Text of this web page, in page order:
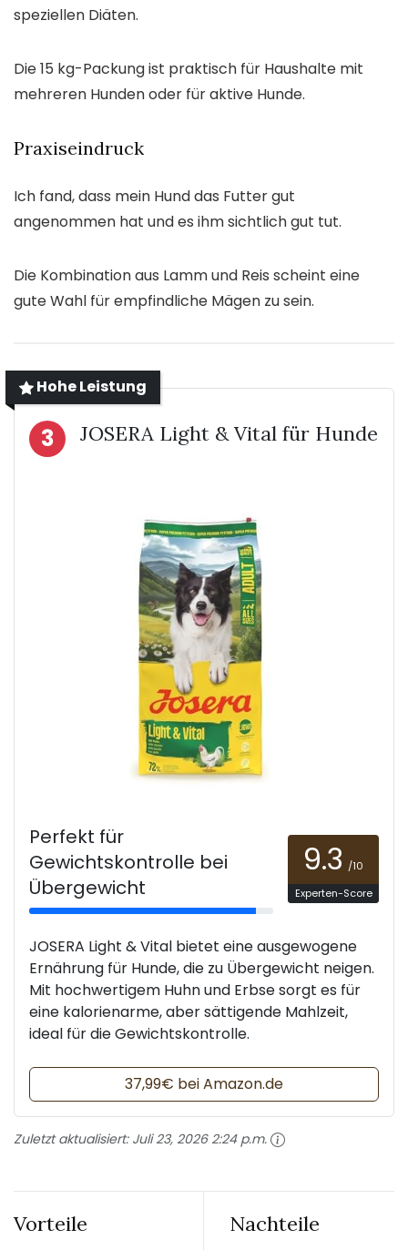
speziellen Diäten.
Die 15 kg-Packung ist praktisch für Haushalte mit
mehreren Hunden oder für aktive Hunde.
Praxiseindruck
Ich fand, dass mein Hund das Futter gut
angenommen hat und es ihm sichtlich gut tut.
Die Kombination aus Lamm und Reis scheint eine
gute Wahl für empfindliche Mägen zu sein.
Hohe Leistung
3 JOSERA Light & Vital für Hunde
Perfekt für
Gewichtskontrolle bei
Übergewicht
9.3 /10
Experten-Score
JOSERA Light & Vital bietet eine ausgewogene
Ernährung für Hunde, die zu Übergewicht neigen.
Mit hochwertigem Huhn und Erbse sorgt es für
eine kalorienarme, aber sättigende Mahlzeit,
ideal für die Gewichtskontrolle.
37,99€ bei Amazon.de
Zuletzt aktualisiert: Juli 23, 2026 2:24 p.m.
Vorteile Nachteile